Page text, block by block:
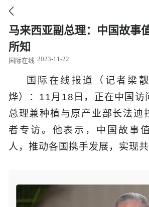

马来西亚副总理：中国故事
所知
国际在线 2023-11-22
国际在线报道（记者梁
烨）：11月18日，正在中国访
总理兼种植与原产业部长法迪
者专访。他表示，中国故事
人，推动各国携手发展，实现共